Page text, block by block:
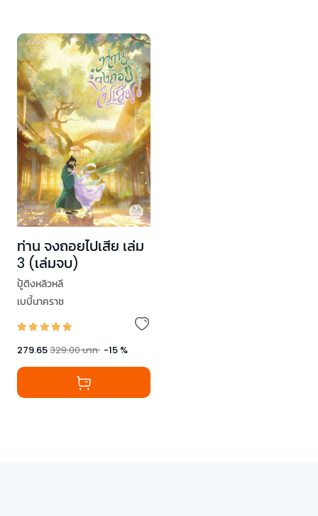
ท่าน จงถอยไปเสีย เล่ม
3 (เล่มจบ)
ปู้ติงหลิวหลี
เบบี้นาคราช
279.65329.00บาท -15 %